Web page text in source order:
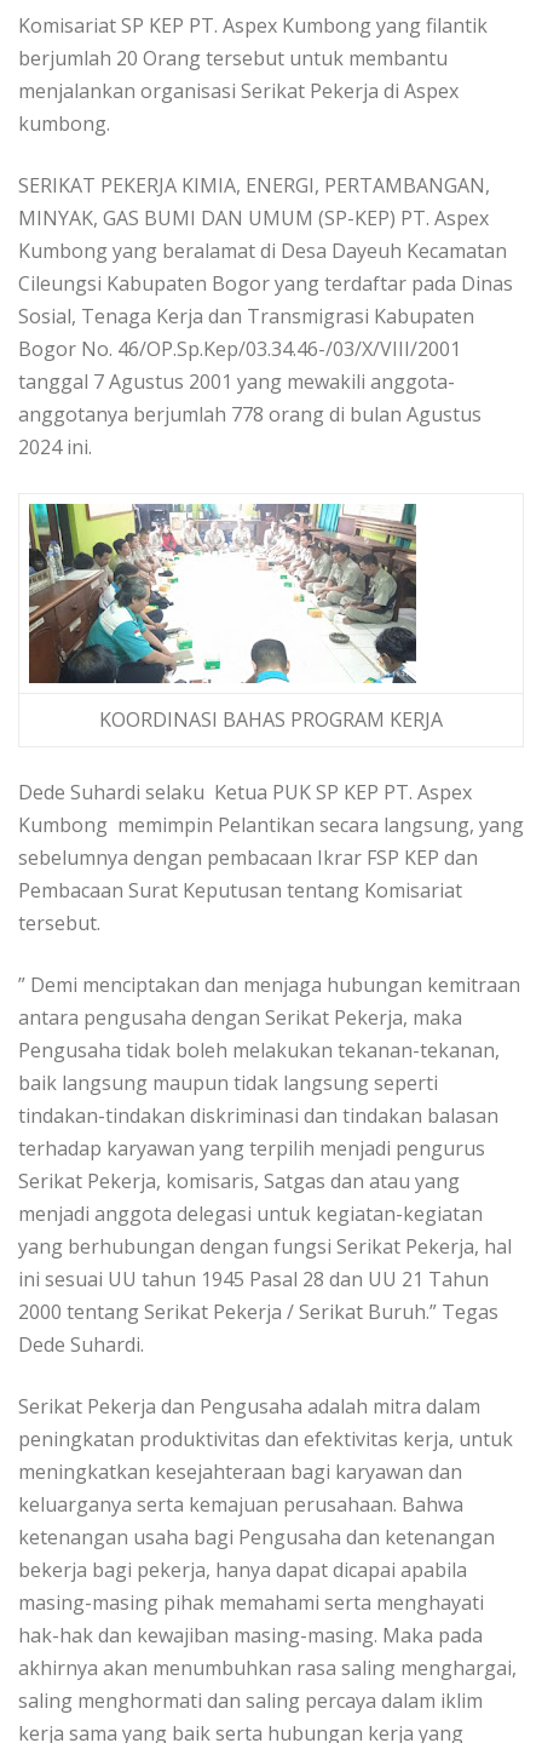
Komisariat SP KEP PT. Aspex Kumbong yang filantik
berjumlah 20 Orang tersebut untuk membantu
menjalankan organisasi Serikat Pekerja di Aspex
kumbong.
SERIKAT PEKERJA KIMIA, ENERGI, PERTAMBANGAN,
MINYAK, GAS BUMI DAN UMUM (SP-KEP) PT. Aspex
Kumbong yang beralamat di Desa Dayeuh Kecamatan
Cileungsi Kabupaten Bogor yang terdaftar pada Dinas
Sosial, Tenaga Kerja dan Transmigrasi Kabupaten
Bogor No. 46/OP.Sp.Kep/03.34.46-/03/X/VIII/2001
tanggal 7 Agustus 2001 yang mewakili anggota-
anggotanya berjumlah 778 orang di bulan Agustus
2024 ini.
KOORDINASI BAHAS PROGRAM KERJA
Dede Suhardi selaku Ketua PUK SP KEP PT. Aspex
Kumbong memimpin Pelantikan secara langsung, yang
sebelumnya dengan pembacaan Ikrar FSP KEP dan
Pembacaan Surat Keputusan tentang Komisariat
tersebut.
” Demi menciptakan dan menjaga hubungan kemitraan
antara pengusaha dengan Serikat Pekerja, maka
Pengusaha tidak boleh melakukan tekanan-tekanan,
baik langsung maupun tidak langsung seperti
tindakan-tindakan diskriminasi dan tindakan balasan
terhadap karyawan yang terpilih menjadi pengurus
Serikat Pekerja, komisaris, Satgas dan atau yang
menjadi anggota delegasi untuk kegiatan-kegiatan
yang berhubungan dengan fungsi Serikat Pekerja, hal
ini sesuai UU tahun 1945 Pasal 28 dan UU 21 Tahun
2000 tentang Serikat Pekerja / Serikat Buruh.” Tegas
Dede Suhardi.
Serikat Pekerja dan Pengusaha adalah mitra dalam
peningkatan produktivitas dan efektivitas kerja, untuk
meningkatkan kesejahteraan bagi karyawan dan
keluarganya serta kemajuan perusahaan. Bahwa
ketenangan usaha bagi Pengusaha dan ketenangan
bekerja bagi pekerja, hanya dapat dicapai apabila
masing-masing pihak memahami serta menghayati
hak-hak dan kewajiban masing-masing. Maka pada
akhirnya akan menumbuhkan rasa saling menghargai,
saling menghormati dan saling percaya dalam iklim
kerja sama yang baik serta hubungan kerja yang